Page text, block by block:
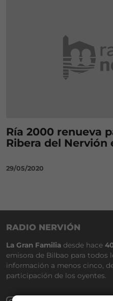
Ría 2000 renueva
Ribera del Nervión
29/05/2020
RADIO NERVIÓN
La Gran Familia desde hace
emisora de Bilbao para todos
información a menos cinco,
participación de los oyentes.